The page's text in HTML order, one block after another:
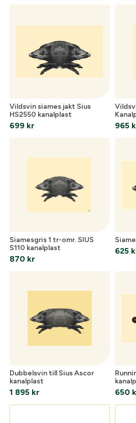
Vildsvin siames jakt Sius
HS2550 kanalplast
699 kr 965
Siamesgris 1 tr-omr. SIUS
S110 kanalplast
870 kr
625
Dubbelsvin till Sius Ascor
kanalplast
1 895 kr 650
Verifiera e-post:*
Jag godkänner att mina
GESABs